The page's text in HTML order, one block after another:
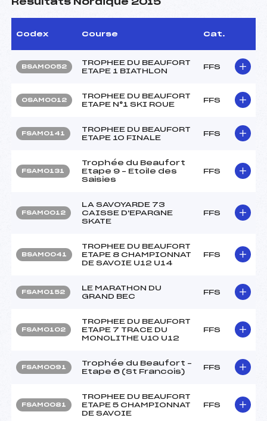
Résultats Nordique 2015
Codex Course Cat.
BSAM0052
TROPHEE DU BEAUFORT
ETAPE 1 BIATHLON
FFS
OSAM0012
TROPHEE DU BEAUFORT
ETAPE N°1 SKI ROUE
FFS
FSAM0141
TROPHEE DU BEAUFORT
ETAPE 10 FINALE
FFS
FSAM0131
Trophée du Beaufort
Etape 9 – Etoile des
Saisies
FFS
FSAM0012
LA SAVOYARDE 73
CAISSE D'EPARGNE
SKATE
FFS
BSAM0041
TROPHEE DU BEAUFORT
ETAPE 8 CHAMPIONNAT
DE SAVOIE U12 U14
FFS
FSAM0152
LE MARATHON DU
GRAND BEC
FFS
FSAM0102
TROPHEE DU BEAUFORT
ETAPE 7 TRACE DU
MONOLITHE U10 U12
FFS
FSAM0091
Trophée du Beaufort –
Etape 6 (St Francois)
FFS
FSAM0081
TROPHEE DU BEAUFORT
ETAPE 5 CHAMPIONNAT
DE SAVOIE
FFS